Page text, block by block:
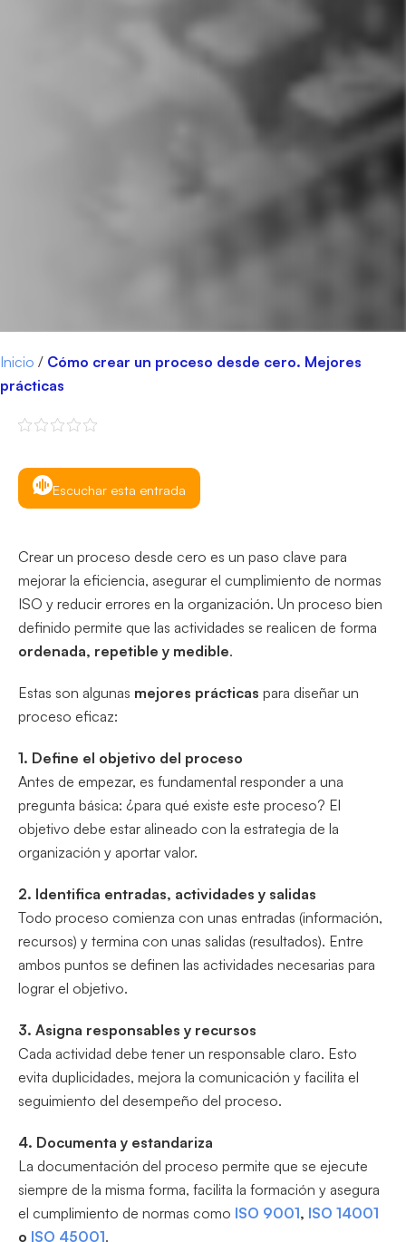
Inicio / Cómo crear un proceso desde cero. Mejores
prácticas
Escuchar esta entrada
Crear un proceso desde cero es un paso clave para
mejorar la eficiencia, asegurar el cumplimiento de normas
ISO y reducir errores en la organización. Un proceso bien
definido permite que las actividades se realicen de forma
ordenada, repetible y medible.
Estas son algunas mejores prácticas para diseñar un
proceso eficaz:
1. Define el objetivo del proceso
Antes de empezar, es fundamental responder a una
pregunta básica: ¿para qué existe este proceso? El
objetivo debe estar alineado con la estrategia de la
organización y aportar valor.
2. Identifica entradas, actividades y salidas
Todo proceso comienza con unas entradas (información,
recursos) y termina con unas salidas (resultados). Entre
ambos puntos se definen las actividades necesarias para
lograr el objetivo.
3. Asigna responsables y recursos
Cada actividad debe tener un responsable claro. Esto
evita duplicidades, mejora la comunicación y facilita el
seguimiento del desempeño del proceso.
4. Documenta y estandariza
La documentación del proceso permite que se ejecute
siempre de la misma forma, facilita la formación y asegura
el cumplimiento de normas como ISO 9001, ISO 14001
o ISO 45001.